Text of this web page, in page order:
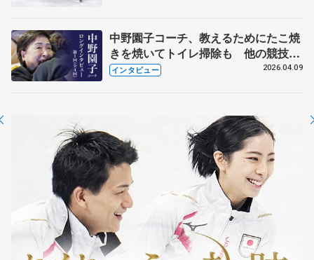
中野園子コーチ、教えるためにたこ焼
きを焼いてトイレ掃除も 他の競技に
も通用するという坂本花織の筋肉
インタビュー 2026.04.09